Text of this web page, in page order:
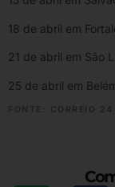
18 de abril em
21 de abril em São
25 de abril em